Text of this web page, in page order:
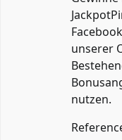
unserer
nutzen.